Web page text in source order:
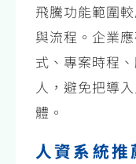
飛騰功能範圍
與流程。企業
式、專案時程
人，避免把導
體。
人資系統